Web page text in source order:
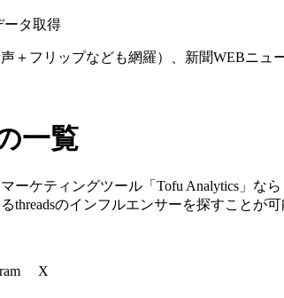
ータ取得
＋フリップなども網羅）、新聞WEBニュ
一覧
ーケティングツール「Tofu Analytics」なら
threadsのインフルエンサーを探すことが可
X